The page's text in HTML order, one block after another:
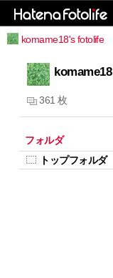
komame18's fotolife
komame18
361 枚
フォルダ
トップフォルダ